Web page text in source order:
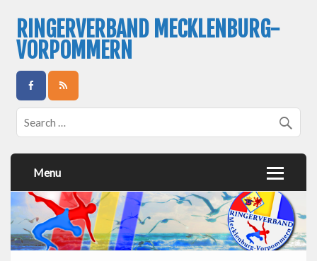
RINGERVERBAND MECKLENBURG-
VORPOMMERN
Menu